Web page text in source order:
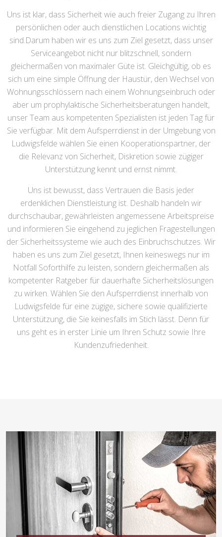
Uns ist klar, dass Sicherheit wie auch freier Zugang zu Ihren
persönlichen oder auch dienstlichen Locations wichtig
sind.Darum haben wir es uns zum Ziel gesetzt, dass unser
Serviceangebot nicht nur blitzschnell, sondern
gleichermaßen von maximaler Güte ist. Gleichgültig, ob es
sich um eine simple Öffnung der Haustür, den Wechsel von
Wohnungsschlössern nach einem Wohnungseinbruch oder
aber um prophylaktische Sicherheitsberatungen handelt,
unser Team aus kompetenten Spezialisten ist jeden Tag für
Sie verfügbar. Mit dem Aufsperrdienst in der Umgebung von
Ludwigsfelde wählen Sie einen Kooperationspartner, der
die Relevanz von Sicherheit, Diskretion sowie zügiger
Unterstützung kennt und ernst nimmt.
Uns ist bewusst, dass Vertrauen die Basis jeder
erdenklichen Dienstleistung ist. Deshalb handeln wir
durchschaubar, gewährleisten angemessene Arbeitspreise
und informieren Sie eingehend zu jeglichen Fragestellungen
der Sicherheitssysteme wie auch des Einbruchschutzes. Wir
haben es uns zum Ziel gesetzt, Ihnen keineswegs nur im
Notfall Soforthilfe zu leisten, sondern gleichermaßen als
kompetenter Ratgeber für dauerhafte Sicherheitslösungen
zu wirken. Wählen Sie den Aufsperrdienst innerhalb von
Ludwigsfelde für eine zügige, sichere sowie qualifizierte
Unterstützung, die Sie keinesfalls im Stich lässt. Denn für
uns geht es in erster Linie um Ihren Schutz sowie Ihre
Kundenzufriedenheit.